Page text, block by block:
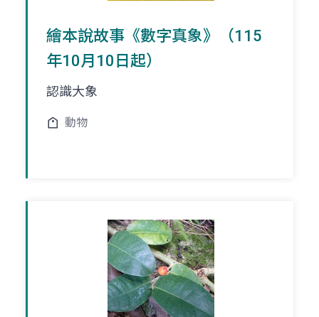
繪本說故事《數字真象》（115
年10月10日起）
認識大象
動物